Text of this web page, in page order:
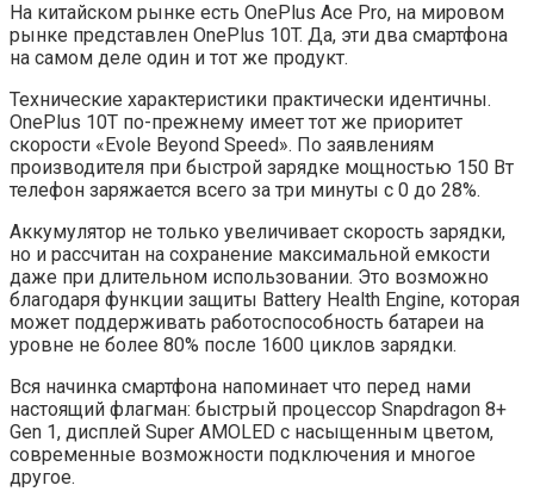
На китайском рынке есть OnePlus Ace Pro, на мировом
рынке представлен OnePlus 10T. Да, эти два смартфона
на самом деле один и тот же продукт.
Технические характеристики практически идентичны.
OnePlus 10T по-прежнему имеет тот же приоритет
скорости «Evole Beyond Speed». По заявлениям
производителя при быстрой зарядке мощностью 150 Вт
телефон заряжается всего за три минуты с 0 до 28%.
Аккумулятор не только увеличивает скорость зарядки,
но и рассчитан на сохранение максимальной емкости
даже при длительном использовании. Это возможно
благодаря функции защиты Battery Health Engine, которая
может поддерживать работоспособность батареи на
уровне не более 80% после 1600 циклов зарядки.
Вся начинка смартфона напоминает что перед нами
настоящий флагман: быстрый процессор Snapdragon 8+
Gen 1, дисплей Super AMOLED с насыщенным цветом,
современные возможности подключения и многое
другое.